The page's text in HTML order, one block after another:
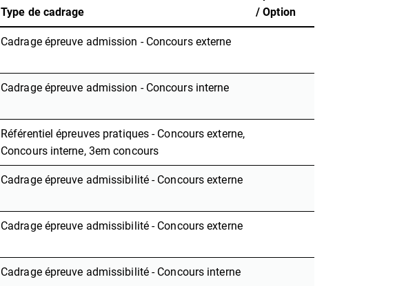
Type de cadrage
/ Option
Cadrage épreuve admission - Concours externe
Cadrage épreuve admission - Concours interne
Référentiel épreuves pratiques - Concours externe,
Concours interne, 3em concours
Cadrage épreuve admissibilité - Concours externe
Cadrage épreuve admissibilité - Concours externe
Cadrage épreuve admissibilité - Concours interne